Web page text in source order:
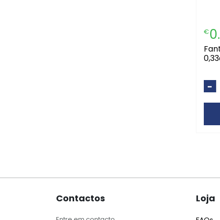
€
fanta laranja lata
-
Contactos Loja